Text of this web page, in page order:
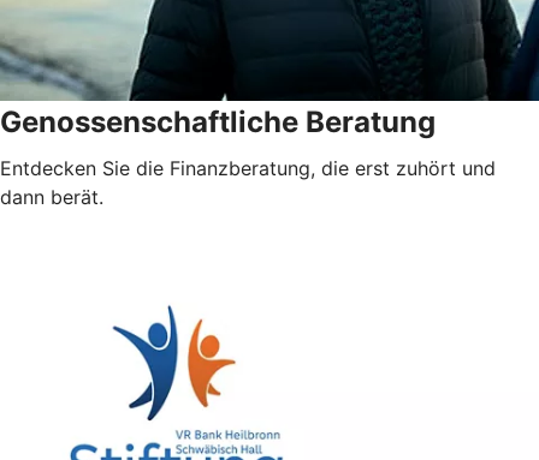
Genossenschaftliche Beratung
Entdecken Sie die Finanzberatung, die erst zuhört und
dann berät.